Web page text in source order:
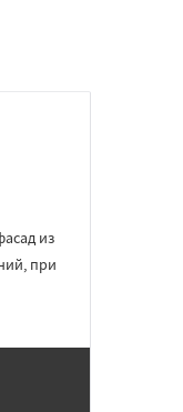
из
при